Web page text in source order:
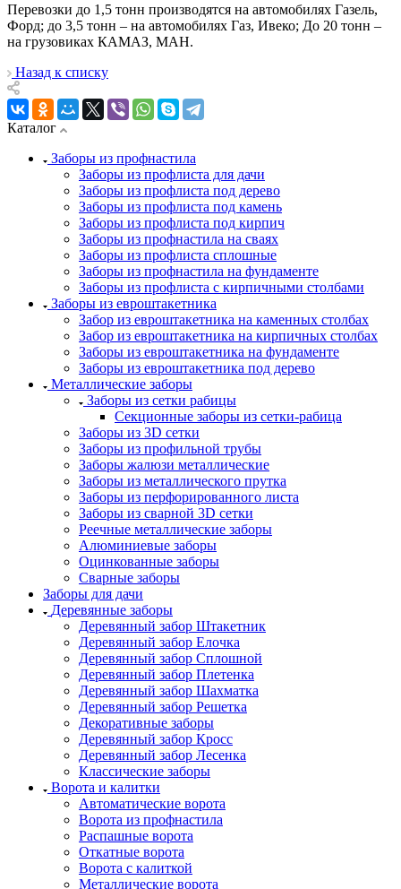
Перевозки до 1,5 тонн производятся на автомобилях Газель,
Форд; до 3,5 тонн – на автомобилях Газ, Ивеко; До 20 тонн –
на грузовиках КАМАЗ, МАН.
Назад к списку
Каталог
Заборы из профнастила
Заборы из профлиста для дачи
Заборы из профлиста под дерево
Заборы из профлиста под камень
Заборы из профлиста под кирпич
Заборы из профнастила на сваях
Заборы из профлиста сплошные
Заборы из профнастила на фундаменте
Заборы из профлиста с кирпичными столбами
Заборы из евроштакетника
Забор из евроштакетника на каменных столбах
Забор из евроштакетника на кирпичных столбах
Заборы из евроштакетника на фундаменте
Заборы из евроштакетника под дерево
Металлические заборы
Заборы из сетки рабицы
Секционные заборы из сетки-рабица
Заборы из 3D сетки
Заборы из профильной трубы
Заборы жалюзи металлические
Заборы из металлического прутка
Заборы из перфорированного листа
Заборы из сварной 3D сетки
Реечные металлические заборы
Алюминиевые заборы
Оцинкованные заборы
Сварные заборы
Заборы для дачи
Деревянные заборы
Деревянный забор Штакетник
Деревянный забор Елочка
Деревянный забор Сплошной
Деревянный забор Плетенка
Деревянный забор Шахматка
Деревянный забор Решетка
Декоративные заборы
Деревянный забор Кросс
Деревянный забор Лесенка
Классические заборы
Ворота и калитки
Автоматические ворота
Ворота из профнастила
Распашные ворота
Откатные ворота
Ворота с калиткой
Металлические ворота